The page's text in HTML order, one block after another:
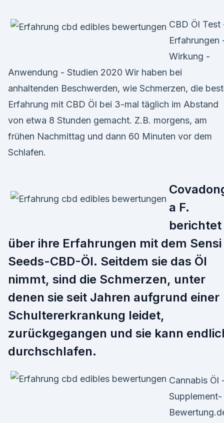
CBD Öl Test
Erfahrungen
Wirkung -
Anwendung - Studien 2020 Wir haben bei
anhaltenden Beschwerden, wie Schmerzen, die
Erfahrung mit CBD Öl bei 3-mal täglich im Abstand
von etwa 8 Stunden gemacht. Z.B. morgens, am
frühen Nachmittag und dann 60 Minuten vor dem
Schlafen.
a F.
berichtet
über ihre Erfahrungen mit dem Sensi
Seeds-CBD-Öl. Seitdem sie das Öl
nimmt, sind die Schmerzen, unter
denen sie seit Jahren aufgrund einer
Schultererkrankung leidet,
zurückgegangen und sie kann
durchschlafen.
Cannabis Öl
Supplement-